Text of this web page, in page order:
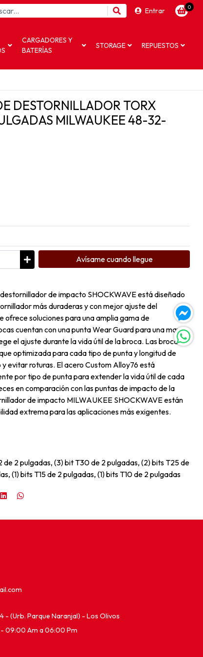
Entrar 0
CARGADORES Y
BATERÍAS
STORAGE REPUESTOS
DESTORNILLADOR TORX
MILWAUKEE 48-32-
Avísame cuando llegue
de impacto SHOCKWAVE está diseñado
más duraderas y con mejor ajuste del
soluciones para una amplia gama de
cuentan con una punta Wear Guard para una mayor
el ajuste durante la vida útil de la broca. Las brocas
optimizada para cada tipo de punta y longitud de
evitar roturas. El acero Custom Alloy76 está
por tipo de punta para extender la vida útil de cada
en comparación con las puntas de impacto de la
de impacto MILWAUKEE SHOCKWAVE están
extrema para las aplicaciones más exigentes.
de 2 pulgadas, (3) bit T30 de 2 pulgadas, (2) bits T25 de
(1) bits T15 de 2 pulgadas, (1) bits T10 de 2 pulgadas
- (Urb. Parque Naranjal) - Los Olivos
- 09:00 Am a 06:00 Pm